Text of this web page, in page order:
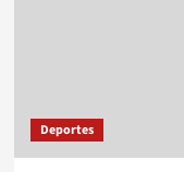
Deportes